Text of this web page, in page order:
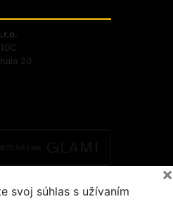
20
×
svoj súhlas s užívaním